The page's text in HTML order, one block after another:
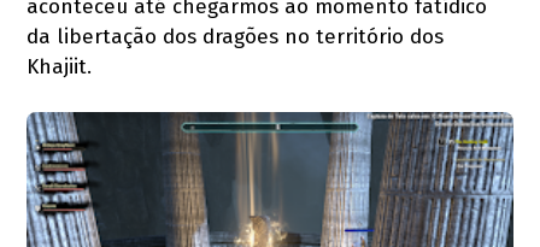
aconteceu até chegarmos ao momento fatídico
da libertação dos dragões no território dos
Khajiit.